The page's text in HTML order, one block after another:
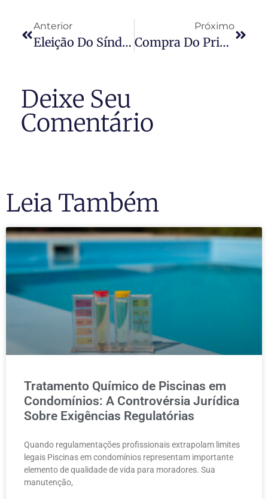
Anterior
Eleição Do Síndico
Próximo
Compra Do Primeiro Imóvel
Deixe Seu
Comentário
Leia Também
Tratamento Químico de Piscinas em
Condomínios: A Controvérsia Jurídica
Sobre Exigências Regulatórias
Quando regulamentações profissionais extrapolam limites
legais Piscinas em condomínios representam importante
elemento de qualidade de vida para moradores. Sua
manutenção,